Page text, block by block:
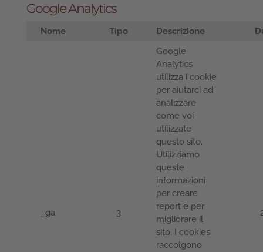
Google Analytics
Nome Tipo Descrizione
_ga 3
Google
Analytics
utilizza i cookie
per aiutarci ad
analizzare
come voi
utilizzate
questo sito.
Utilizziamo
queste
informazioni
per creare
report e per
migliorare il
sito. I cookies
raccolgono